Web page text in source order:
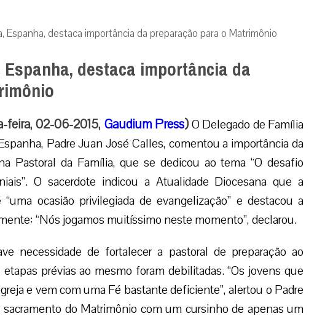
Espanha, destaca importância da preparação para o Matrimônio
destaca importância da
feira, 02-06-2015, Gaudium Press)O Delegado de Família
Padre Juan José Calles, comentou a importância da
Pastoral da Família, que se dedicou ao tema “O desafio
O sacerdote indicou a Atualidade Diocesana que a
ocasião privilegiada de evangelização” e destacou a
“Nós jogamos muitíssimo neste momento”, declarou.
necessidade de fortalecer a pastoral de preparação ao
prévias ao mesmo foram debilitadas. “Os jovens que
e vem com uma Fé bastante deficiente”, alertou o Padre
sacramento do Matrimônio com um cursinho de apenas um